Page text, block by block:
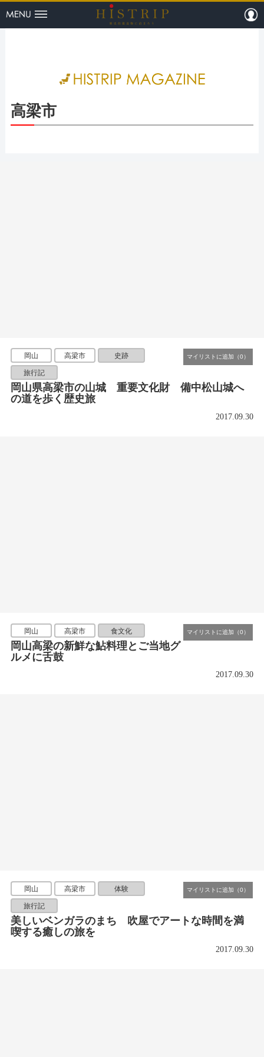
HISTRIP（
高梁市
岡山 高梁市 史跡
旅行記
岡山県高梁市の山城 重要文化財 備中松山城へ
の道を歩く歴史旅
2017.09.30
岡山 高梁市 食文化
岡山高梁の新鮮な鮎料理とご当地グ
ルメに舌鼓
2017.09.30
岡山 高梁市 体験
旅行記
美しいベンガラのまち 吹屋でアートな時間を満
喫する癒しの旅を
2017.09.30